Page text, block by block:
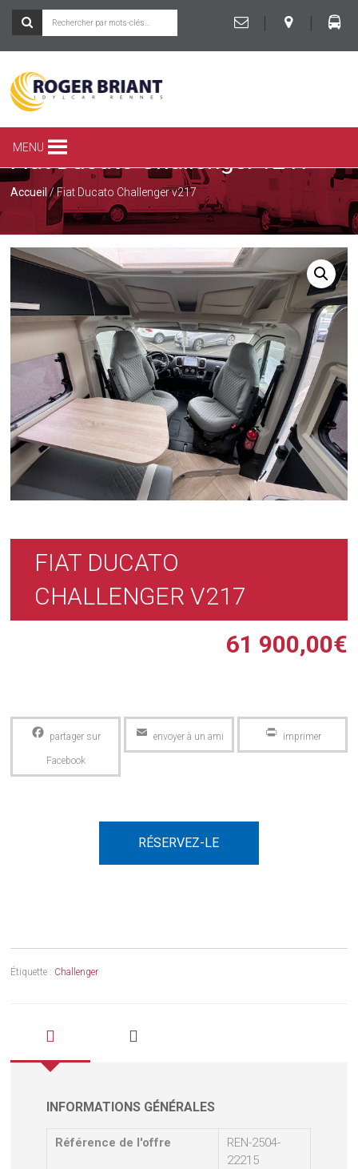
|
|
ROGER
BRIANT
SPÉCIALISTE
CAMPING-
CAR
LA
CARAVANE
MENU
Fiat Ducato Challenger v217
Accueil/ Fiat Ducato Challenger v217
FIAT DUCATO
CHALLENGER V217
61 900,00€
Facebook Email PrintFriendly
RÉSERVEZ-LE
Étiquette : Challenger
INFORMATIONS GÉNÉRALES
Référence de l'offre
REN-2504-
22215